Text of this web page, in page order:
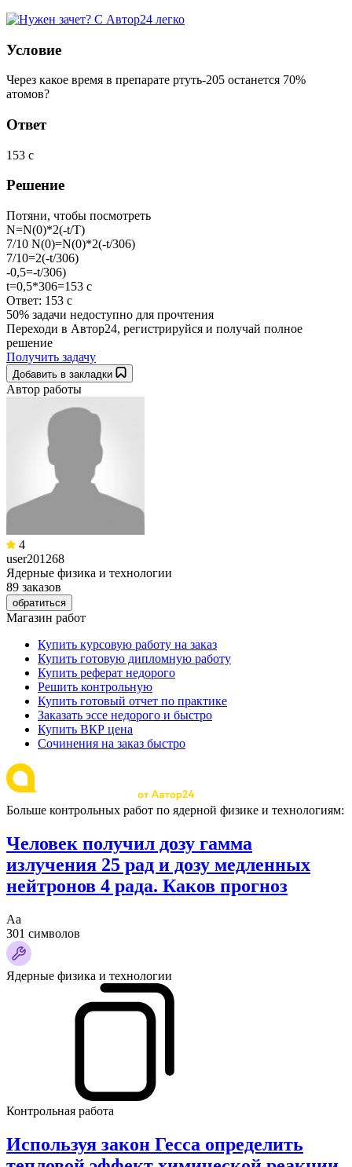
Условие
Через какое время в препарате ртуть-205 останется 70%
атомов?
Ответ
153 с
Решение
Потяни, чтобы посмотреть
N=N(0)*2(-t/T)
7/10 N(0)=N(0)*2(-t/306)
7/10=2(-t/306)
-0,5=-t/306)
t=0,5*306=153 с
Ответ: 153 с
50% задачи недоступно для прочтения
Переходи в Автор24, регистрируйся и получай полное
решение
Получить задачу
Добавить в закладки
Автор работы
4
user201268
Ядерные физика и технологии
89 заказов
обратиться
Магазин работ
Купить курсовую работу на заказ
Купить готовую дипломную работу
Купить реферат недорого
Решить контрольную
Купить готовый отчет по практике
Заказать эссе недорого и быстро
Купить ВКР цена
Сочинения на заказ быстро
Больше контрольных работ по ядерной физике и технологиям:
Человек получил дозу гамма
излучения 25 рад и дозу медленных
нейтронов 4 рада. Каков прогноз
Аа
301 символов
Ядерные физика и технологии
Контрольная работа
Используя закон Гесса определить